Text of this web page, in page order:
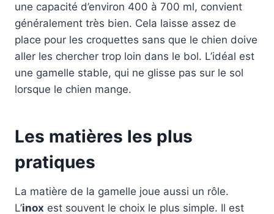
une capacité d’environ 400 à 700 ml, convient
généralement très bien. Cela laisse assez de
place pour les croquettes sans que le chien doive
aller les chercher trop loin dans le bol. L’idéal est
une gamelle stable, qui ne glisse pas sur le sol
lorsque le chien mange.
Les matières les plus
pratiques
La matière de la gamelle joue aussi un rôle.
L’inox est souvent le choix le plus simple. Il est